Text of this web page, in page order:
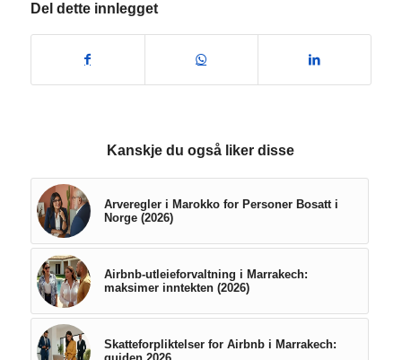
Del dette innlegget
Kanskje du også liker disse
Arveregler i Marokko for Personer Bosatt i
Norge (2026)
Airbnb-utleieforvaltning i Marrakech:
maksimer inntekten (2026)
Skatteforpliktelser for Airbnb i Marrakech: